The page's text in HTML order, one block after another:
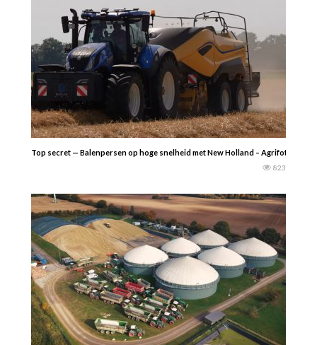
Top secret — Balenpersen op hoge snelheid met New Holland – Agrifoto
823